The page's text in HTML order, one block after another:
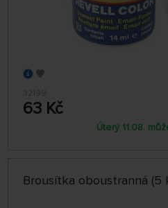
32199
63 Kč
Úterý 11.08.
Brousítka oboustranná (5